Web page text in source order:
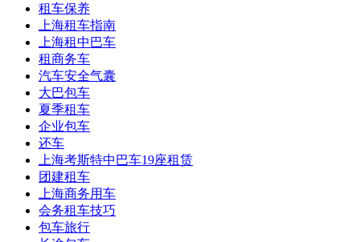
租车保养
上海租车指南
上海租中巴车
租商务车
汽车安全气囊
大巴包车
夏季租车
企业包车
还车
上海考斯特中巴车19座租赁
团建租车
上海商务用车
会务租车技巧
包车旅行